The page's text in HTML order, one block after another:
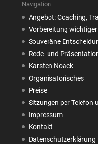
Navigation
Angebot: Coaching,
Vorbereitung
Souveräne
Rede- und
Karsten Noack
Organisatorisches
Preise
Sitzungen per Telefon
Impressum
Kontakt
Datenschutzerklärung